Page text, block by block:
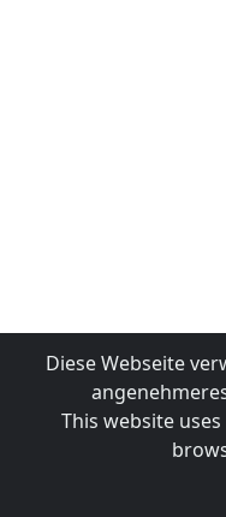
Diese Webseite
This website